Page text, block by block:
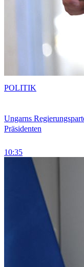
Ungarns
Präsidenten
10:35
POLITIK